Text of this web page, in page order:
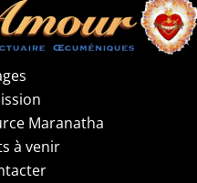
Maranatha
à venir